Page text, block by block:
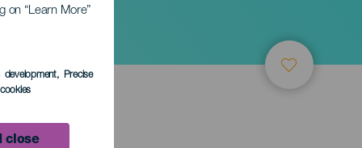
on “Learn More”
development, Precise
close